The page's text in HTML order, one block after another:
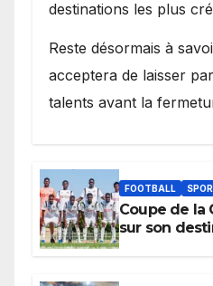
destinations les plus
Reste désormais à
acceptera de laisser
talents avant la
FOOTBALL
Coupe de la
sur son